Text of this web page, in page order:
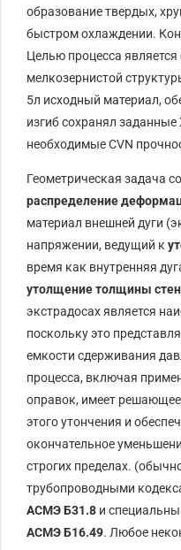
образование твердых,
быстром охлаждении.
Целью процесса
мелкозернистой
5л исходный материал,
изгиб сохранял заданные
необходимыеCVN
Геометрическая задача
распределение
материал внешней дуги (
напряжении, ведущий к
время как внутренняя
утолщение толщины
экстрадосах является
поскольку это
емкости сдерживания
процесса, включая
оправок, имеет
этого утончения и
окончательное
строгих пределах.
трубопроводными
АСМЭ Б31.8 и
АСМЭ Б16.49. Любое